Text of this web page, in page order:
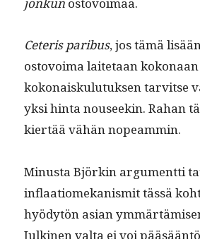
Ceteris paribus, jos tämä
ostovoima laite­taan
kokon­aisku­lu­tuk­sen tarvitse
yksi hin­ta nouseekin. Rahan
kiertää vähän nopeammin.
Minus­ta Björkin argu­ment­ti
inflaa­tiomekanis­mit tässä
hyödytön asian
Julki­nen val­ta ei voi